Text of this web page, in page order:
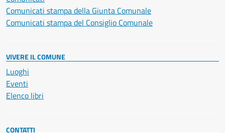
Comunicati stampa della Giunta Comunale
Comunicati stampa del Consiglio Comunale
VIVERE IL COMUNE
Luoghi
Eventi
Elenco libri
CONTATTI